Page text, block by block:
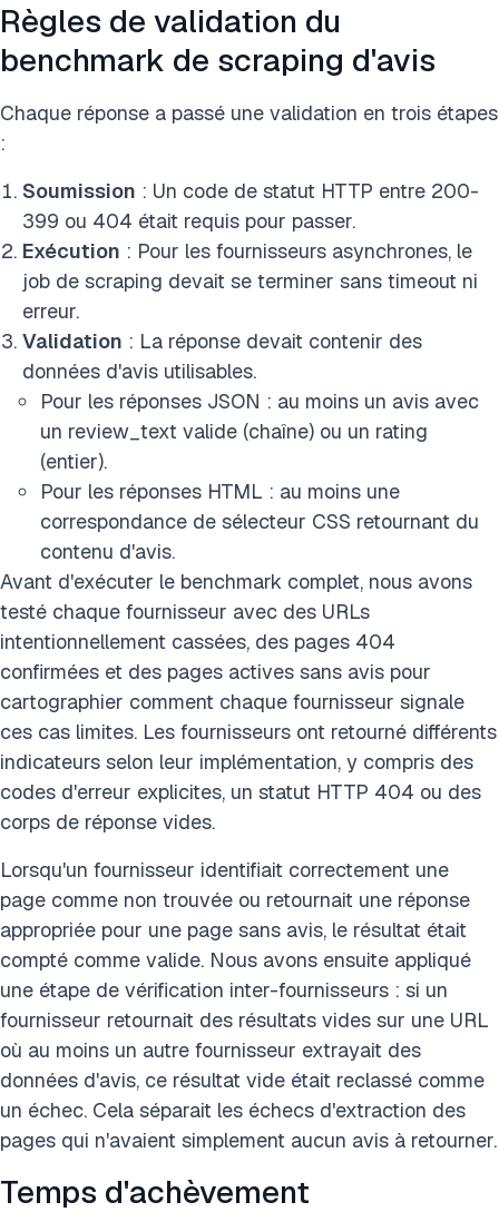
Règles de validation du
benchmark de scraping d'avis
Chaque réponse a passé une validation en trois étapes
:
Soumission : Un code de statut HTTP entre 200-
399 ou 404 était requis pour passer.
Exécution : Pour les fournisseurs asynchrones, le
job de scraping devait se terminer sans timeout ni
erreur.
Validation : La réponse devait contenir des
données d'avis utilisables.
Pour les réponses JSON : au moins un avis avec
un review_text valide (chaîne) ou un rating
(entier).
Pour les réponses HTML : au moins une
correspondance de sélecteur CSS retournant du
contenu d'avis.
Avant d'exécuter le benchmark complet, nous avons
testé chaque fournisseur avec des URLs
intentionnellement cassées, des pages 404
confirmées et des pages actives sans avis pour
cartographier comment chaque fournisseur signale
ces cas limites. Les fournisseurs ont retourné différents
indicateurs selon leur implémentation, y compris des
codes d'erreur explicites, un statut HTTP 404 ou des
corps de réponse vides.
Lorsqu'un fournisseur identifiait correctement une
page comme non trouvée ou retournait une réponse
appropriée pour une page sans avis, le résultat était
compté comme valide. Nous avons ensuite appliqué
une étape de vérification inter-fournisseurs : si un
fournisseur retournait des résultats vides sur une URL
où au moins un autre fournisseur extrayait des
données d'avis, ce résultat vide était reclassé comme
un échec. Cela séparait les échecs d'extraction des
pages qui n'avaient simplement aucun avis à retourner.
Temps d'achèvement